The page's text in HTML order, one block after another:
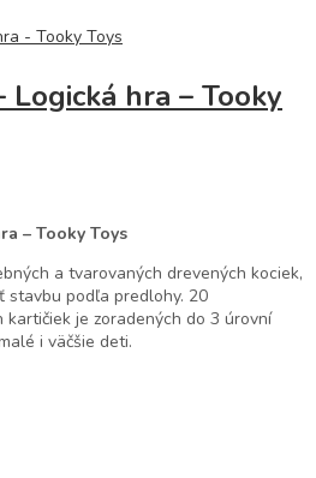
Logická hra – Tooky
– Tooky Toys
a tvarovaných drevených kociek,
stavbu podľa predlohy. 20
je zoradených do 3 úrovní
i väčšie deti.